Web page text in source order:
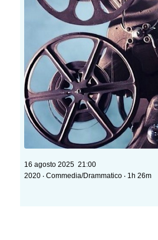
16 agosto 2025 21:00
2020 ‧ Commedia/Drammatico ‧ 1h 26m